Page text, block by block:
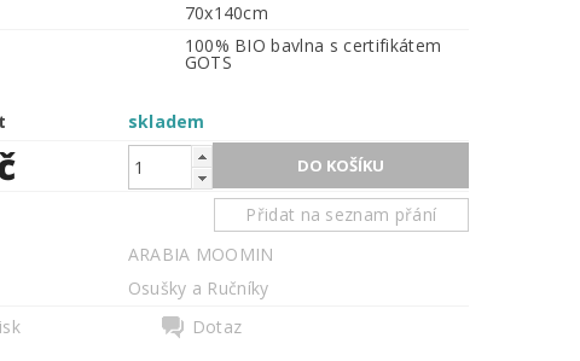
70x140cm
100% BIO bavlna s certifikátem
GOTS
skladem
Přidat na seznam přání
ARABIA MOOMIN
Osušky a Ručníky
Dotaz